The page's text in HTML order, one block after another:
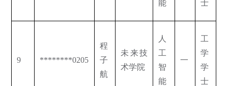
能
士
9 ********0205
程
子
航
未来技
术学院
人
工
智
能
一
工
学
学
士